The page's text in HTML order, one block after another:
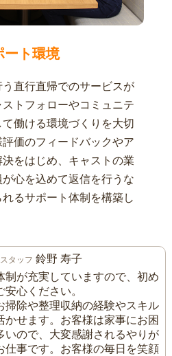
ート環境
直行直帰でのサービスが
トフォローやコミュニテ
働ける環境づくりを大切
価のフィードバックやア
をはじめ、キャストの業
心を込めて返信を行うな
るサポート体制を構築し
タッフ 鈴野 寿子
制が充実していますので、初め
安心ください。
掃除や整理収納の経験やスキル
かせます。お客様は家事にお困
いので、大変感謝されるやりが
仕事です。お客様の毎日を笑顔